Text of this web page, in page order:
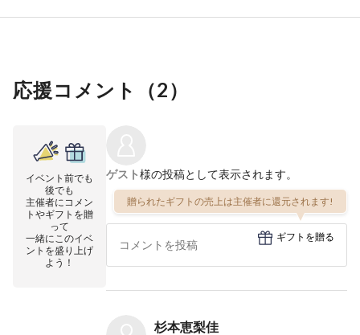
応援コメント（2）
イベント前でも
後でも
主催者にコメン
トやギフトを贈
って
一緒にこのイベ
ントを盛り上げ
よう！
ゲスト様の投稿として表示されます。
贈られたギフトの売上は主催者に還元されます!
ギフトを贈る
杉本恵梨佳